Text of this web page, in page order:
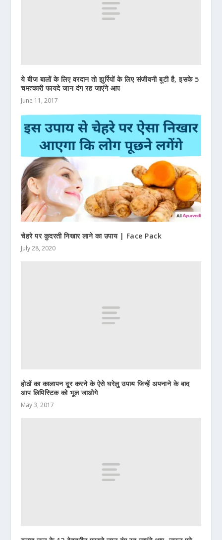
ये बीज बालों के लिए वरदान तो झुर्रियों के लिए संजीवनी बूटी है, इसके 5
चमत्कारी फायदे जान दंग रह जाएंगे आप
June 11, 2017
चेहरे पर कुदरती निखार लाने का उपाय | Face Pack
July 28, 2020
होठों का कालापन दूर करने के ऐसे घरेलु उपाय जिन्हें अपनाने के बाद
आप लिपिस्टिक को भूल जाओगे
May 3, 2017